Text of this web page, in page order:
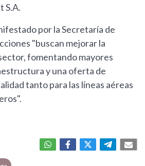
S.A.
por la Secretaría de
"buscan mejorar la
fomentando mayores
y una oferta de
tanto para las líneas aéreas